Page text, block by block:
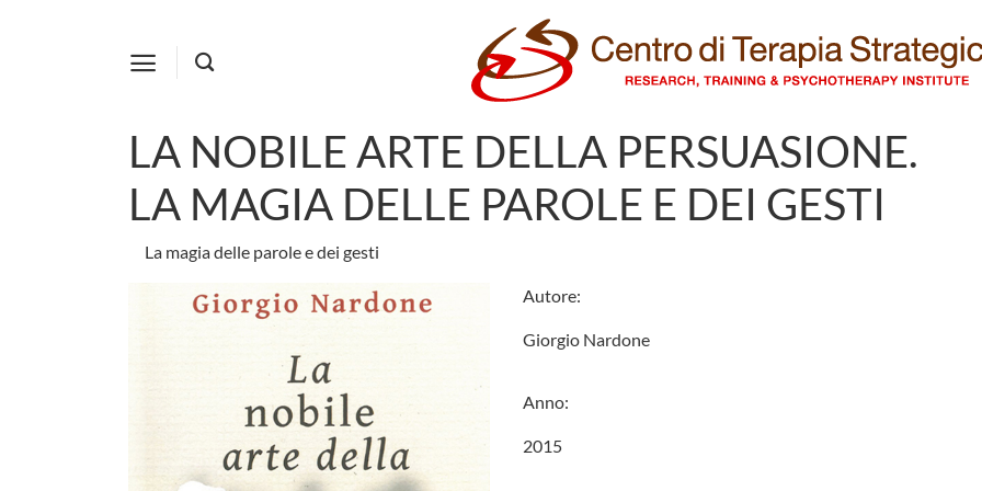
LA NOBILE ARTE DELLA PERSUASIONE.
LA MAGIA DELLE PAROLE E DEI GESTI
La magia delle parole e dei gesti
Autore:
Giorgio Nardone
Anno:
2015